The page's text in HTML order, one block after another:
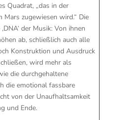
Quadrat, „das in der
Mars zugewiesen wird.“ Die
der Musik: Von ihnen
ab, schließlich auch alle
Konstruktion und Ausdruck
wird mehr als
die durchgehaltene
die emotional fassbare
von der Unaufhaltsamkeit
und Ende.